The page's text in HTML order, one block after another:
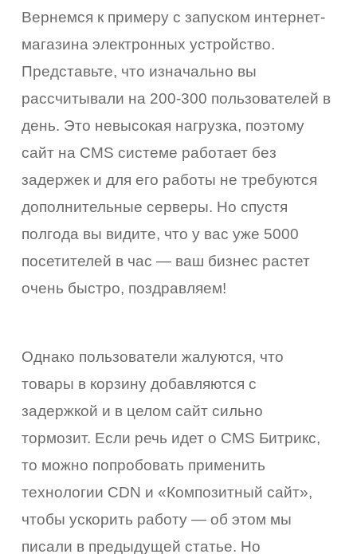
Вернемся к примеру с запуском интернет-
магазина электронных устройство.
Представьте, что изначально вы
рассчитывали на 200-300 пользователей в
день. Это невысокая нагрузка, поэтому
сайт на CMS системе работает без
задержек и для его работы не требуются
дополнительные серверы. Но спустя
полгода вы видите, что у вас уже 5000
посетителей в час — ваш бизнес растет
очень быстро, поздравляем!
Однако пользователи жалуются, что
товары в корзину добавляются с
задержкой и в целом сайт сильно
тормозит. Если речь идет о CMS Битрикс,
то можно попробовать применить
технологии CDN и «Композитный сайт»,
чтобы ускорить работу — об этом мы
писали в предыдущей статье. Но